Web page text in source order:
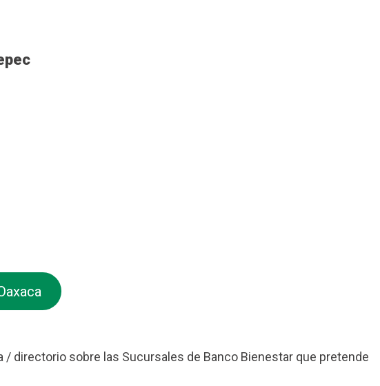
directorio sobre las Sucursales de Banco Bienestar que pretende